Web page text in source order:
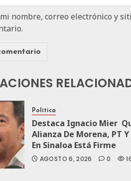
nombre, correo electrónico y
Política
Destaca Ignacio Mier
Alianza De Morena, PT Y
En Sinaloa Está Firme
AGOSTO 6, 2026 0